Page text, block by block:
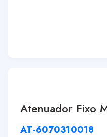
Atenuador Fixo
AT-6070310018